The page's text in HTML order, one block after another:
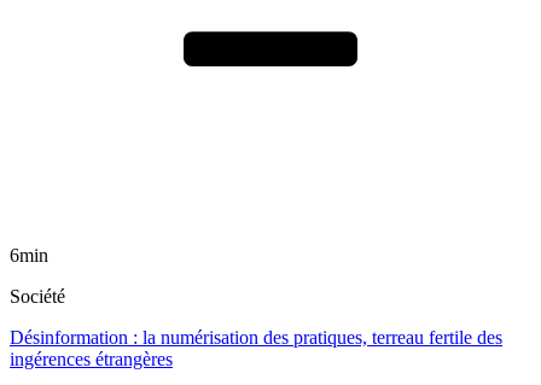
6min
Société
Désinformation : la numérisation des pratiques, terreau fertile des
ingérences étrangères